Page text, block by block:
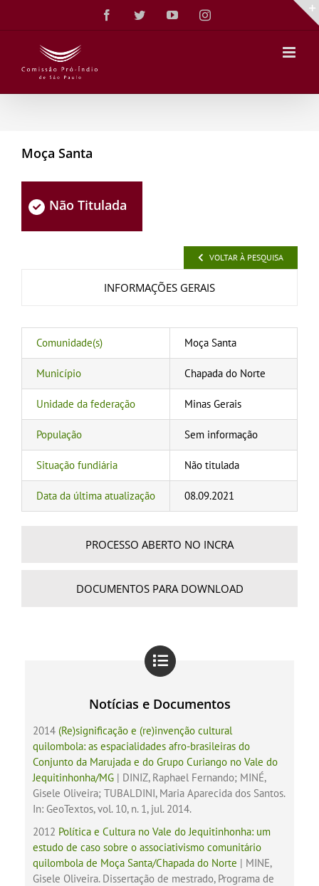
conteúdo
FacebookTwitterYouTubeInstagram
Moça Santa
Não Titulada
VOLTAR À PESQUISA
INFORMAÇÕES GERAIS
Comunidade(s) Moça Santa
Município Chapada do Norte
Unidade da federação Minas Gerais
População Sem informação
Situação fundiária Não titulada
Data da última atualização 08.09.2021
PROCESSO ABERTO NO INCRA
DOCUMENTOS PARA DOWNLOAD
Notícias e Documentos
2014 (Re)significação e (re)invenção cultural
quilombola: as espacialidades afro-brasileiras do
Conjunto da Marujada e do Grupo Curiango no Vale do
Jequitinhonha/MG | DINIZ, Raphael Fernando; MINÉ,
Gisele Oliveira; TUBALDINI, Maria Aparecida dos Santos.
In: GeoTextos, vol. 10, n. 1, jul. 2014.
2012 Política e Cultura no Vale do Jequitinhonha: um
estudo de caso sobre o associativismo comunitário
quilombola de Moça Santa/Chapada do Norte | MINE,
Gisele Oliveira. Dissertação de mestrado, Programa de